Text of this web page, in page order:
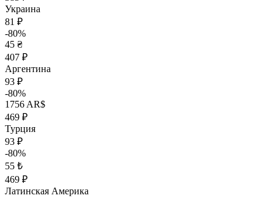
Украина
81 ₽
-80%
45 ₴
407 ₽
Аргентина
93 ₽
-80%
1756 AR$
469 ₽
Турция
93 ₽
-80%
55 ₺
469 ₽
Латинская Америка